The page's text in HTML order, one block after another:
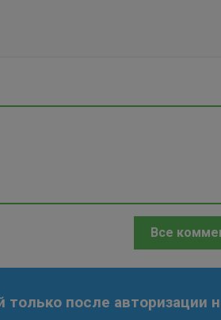
Все
после авторизации